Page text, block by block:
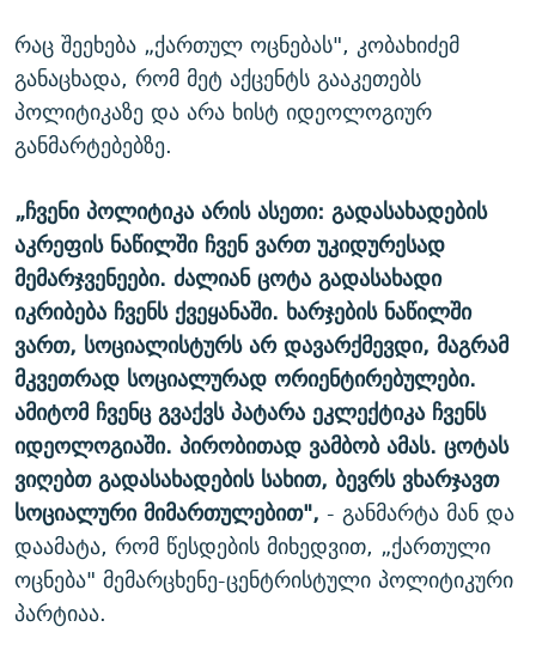
რაც შეეხება „ქართულ ოცნებას", კობახიძემ
განაცხადა, რომ მეტ აქცენტს გააკეთებს
პოლიტიკაზე და არა ხისტ იდეოლოგიურ
განმარტებებზე.
„ჩვენი პოლიტიკა არის ასეთი: გადასახადების
აკრეფის ნაწილში ჩვენ ვართ უკიდურესად
მემარჯვენეები. ძალიან ცოტა გადასახადი
იკრიბება ჩვენს ქვეყანაში. ხარჯების ნაწილში
ვართ, სოციალისტურს არ დავარქმევდი, მაგრამ
მკვეთრად სოციალურად ორიენტირებულები.
ამიტომ ჩვენც გვაქვს პატარა ეკლექტიკა ჩვენს
იდეოლოგიაში. პირობითად ვამბობ ამას. ცოტას
ვიღებთ გადასახადების სახით, ბევრს ვხარჯავთ
სოციალური მიმართულებით", - განმარტა მან და
დაამატა, რომ წესდების მიხედვით, „ქართული
ოცნება" მემარცხენე-ცენტრისტული პოლიტიკური
პარტიაა.